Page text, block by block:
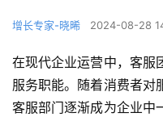
增长专家-晓晞 2024-08-28
在现代企业运营中，客服
服务职能。随着消费者对
客服部门逐渐成为企业中